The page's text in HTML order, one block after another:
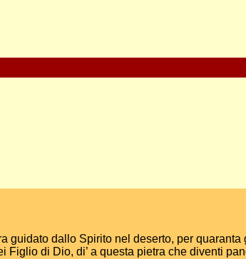
guidato dallo Spirito nel deserto, per
di Dio, di’ a questa pietra che diventi